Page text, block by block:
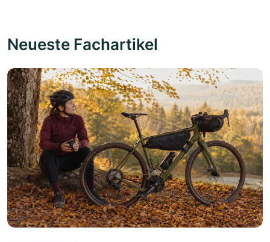
Neueste Fachartikel